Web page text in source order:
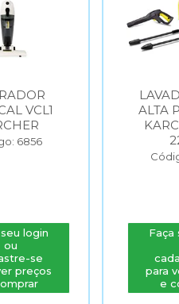
LAVADORA DE
ALTA PRESSAO
KARCHER K3
Código: 2568
Faça seu login
cadastre-se
para ver preços
e comprar